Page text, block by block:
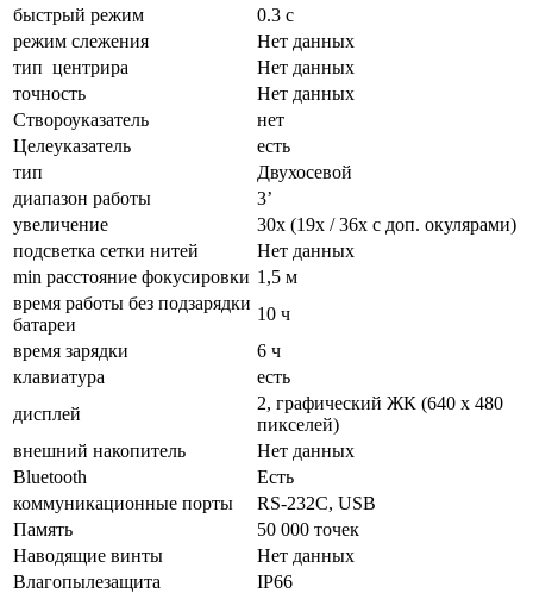
быстрый режим
0.3 с
режим слежения
Нет данных
тип центрира
Нет данных
точность
Нет данных
Створоуказатель
нет
Целеуказатель
есть
тип
Двухосевой
диапазон работы
3’
увеличение
30х (19х / 36х с доп. окулярами)
подсветка сетки нитей
Нет данных
min расстояние фокусировки 1,5 м
время работы без подзарядки
батареи
10 ч
время зарядки
6 ч
клавиатура
есть
дисплей
2, графический ЖК (640 x 480
пикселей)
внешний накопитель
Нет данных
Bluetooth
Есть
коммуникационные порты
RS-232C, USB
Память
50 000 точек
Наводящие винты
Нет данных
Влагопылезащита
IP66